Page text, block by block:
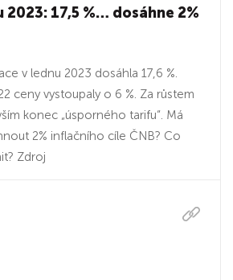
2023: 17,5 %… dosáhne 2%
v lednu 2023 dosáhla 17,6 %.
ceny vystoupaly o 6 %. Za růstem
konec „úsporného tarifu“. Má
2% inflačního cíle ČNB? Co
Zdroj